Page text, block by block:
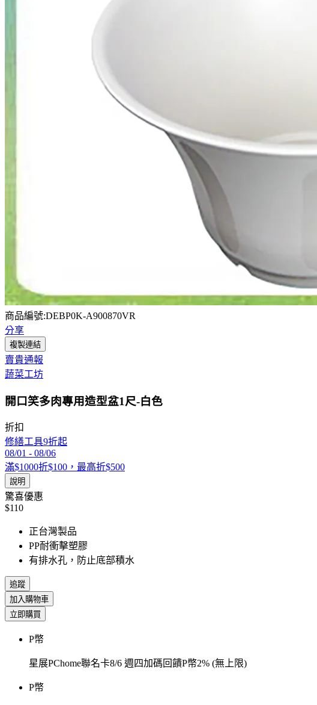
商品編號:DEBP0K-A900870VR
分享
複製連結
賣貴通報
蔬菜工坊
開口笑多肉專用造型盆1尺-白色
折扣
修繕工具9折起
08/01 - 08/06
滿$1000折$100，最高折$500
說明
驚喜優惠
$110
正台灣製品
PP耐衝擊塑膠
有排水孔，防止底部積水
追蹤
加入購物車
立即購買
P幣
星展PChome聯名卡8/6 週四加碼回饋P幣2% (無上限)
P幣